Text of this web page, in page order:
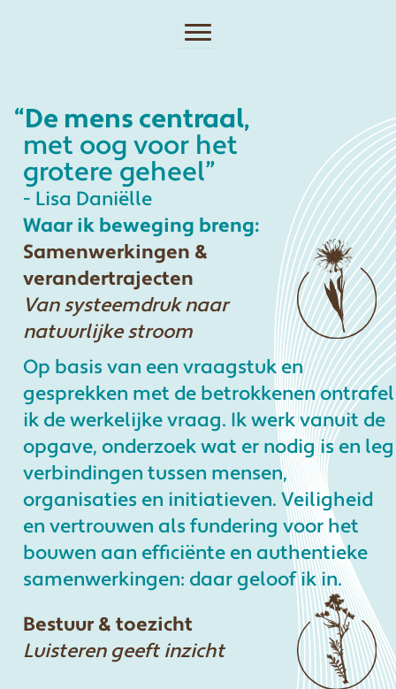
“De mens centraal,
met oog voor het
grotere geheel”
- Lisa Daniëlle
Waar ik beweging breng:
Samenwerkingen &
verandertrajecten
Van systeemdruk naar
natuurlijke stroom
Op basis van een vraagstuk en
gesprekken met de betrokkenen ontrafel
ik de werkelijke vraag. Ik werk vanuit de
opgave, onderzoek wat er nodig is en leg
verbindingen tussen mensen,
organisaties en initiatieven. Veiligheid
en vertrouwen als fundering voor het
bouwen aan efficiënte en authentieke
samenwerkingen: daar geloof ik in.
Bestuur & toezicht
Luisteren geeft inzicht